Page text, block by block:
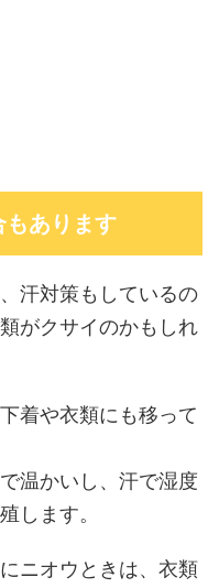
あります
汗対策もしているの
がクサイのかもしれ
着や衣類にも移って
温かいし、汗で湿度
します。
ニオウときは、衣類